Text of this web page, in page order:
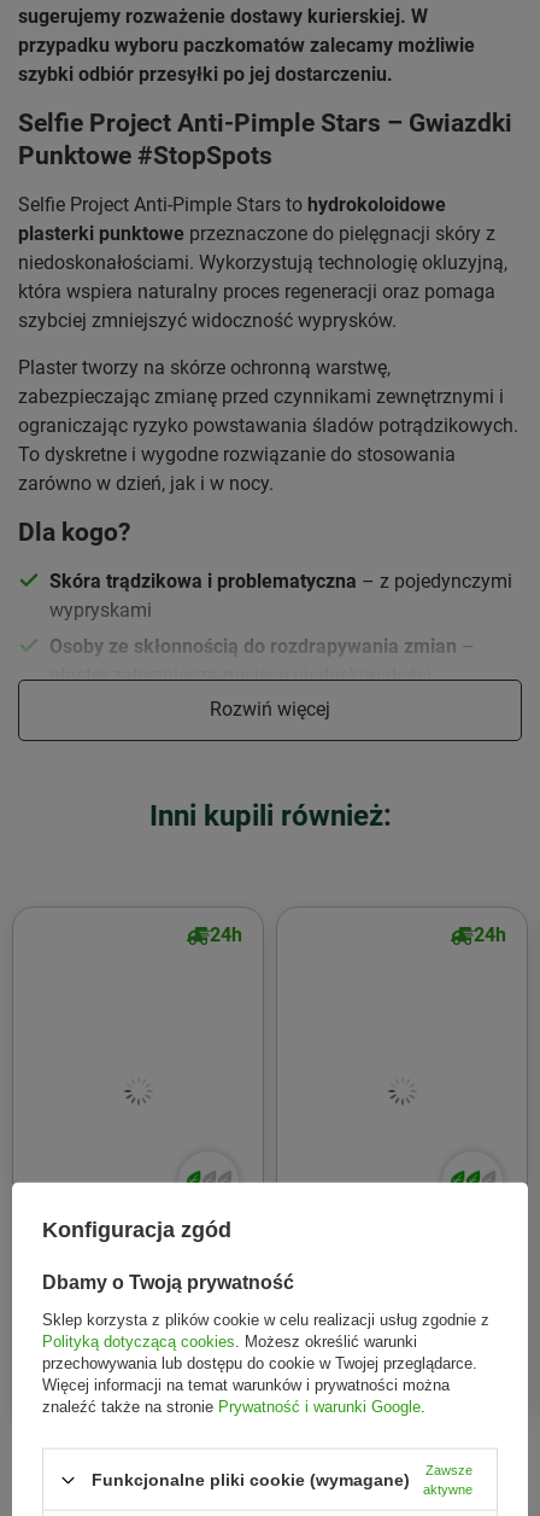
sugerujemy rozważenie dostawy kurierskiej. W
przypadku wyboru paczkomatów zalecamy możliwie
szybki odbiór przesyłki po jej dostarczeniu.
Selfie Project Anti-Pimple Stars – Gwiazdki
Punktowe #StopSpots
Selfie Project Anti-Pimple Stars to hydrokoloidowe
plasterki punktowe przeznaczone do pielęgnacji skóry z
niedoskonałościami. Wykorzystują technologię okluzyjną,
która wspiera naturalny proces regeneracji oraz pomaga
szybciej zmniejszyć widoczność wyprysków.
Plaster tworzy na skórze ochronną warstwę,
zabezpieczając zmianę przed czynnikami zewnętrznymi i
ograniczając ryzyko powstawania śladów potrądzikowych.
To dyskretne i wygodne rozwiązanie do stosowania
zarówno w dzień, jak i w nocy.
Dla kogo?
Skóra trądzikowa i problematyczna – z pojedynczymi
wypryskami
Osoby ze skłonnością do rozdrapywania zmian –
plaster zabezpiecza miejsce niedoskonałości
Skóra wymagająca szybkiego wsparcia punktowego
Formuła oparta natechnologii hydrokoloidowej
okluzyjną warstwę ochronną, która wspiera proces gojenia
Przyspiesza regenerację
zmian skórnych
Chroni przed bakteriami i zanieczyszczeniami
Olejek z drzewa herbacianego (Melaleuca Alternifolia
Olejek z nagietka (Calendula Officinalis Flower Oil)
wspiera łagodzenie podrażnień
Sposób użycia
Oczyść i osuszskórę w miejscu aplikacji
Przyklej plasterekbezpośrednio na wyprysk
Pozostaw na kilka godzinlub do momentu, aż stanie
się biały
Rozwiń więcej
Inni kupili również:
24h
Serduszka punktowe na
niedoskonałości
#StopSpots
12,79 zł
24h
Selfie Project, Ultra
Oczyszczające Plastry na
Nos 4 szt.
12,87 zł
Konfiguracja zgód
Dbamy o Twoją prywatność
Sklep korzysta z plików cookie w celu realizacji usług zgodnie z
Polityką dotyczącą cookies . Możesz określić warunki
przechowywania lub dostępu do cookie w Twojej przeglądarce.
Więcej informacji na temat warunków i prywatności można
znaleźć także na stronie Prywatność i warunki Google
Funkcjonalne pliki cookie (wymagane)
Zawsze
aktywne